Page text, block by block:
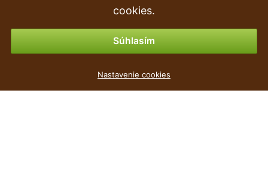
Vrátenie tovaru & vrátenie peňazí
cookies.
Súhlasím
Nastavenie cookies